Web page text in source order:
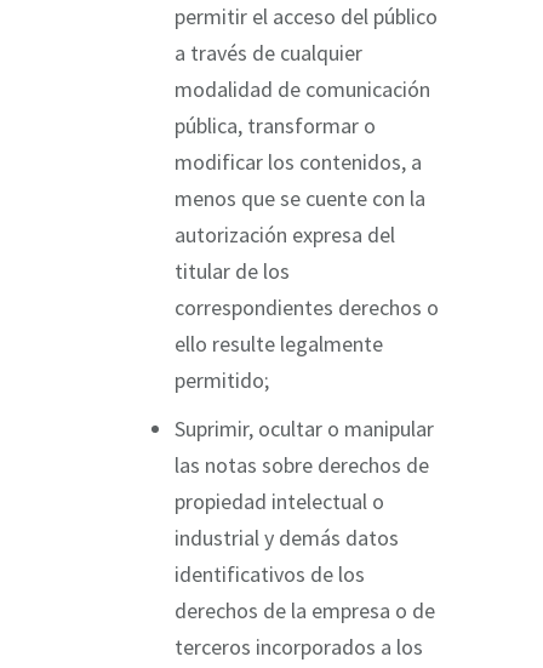
permitir el acceso del público
a través de cualquier
modalidad de comunicación
pública, transformar o
modificar los contenidos, a
menos que se cuente con la
autorización expresa del
titular de los
correspondientes derechos o
ello resulte legalmente
permitido;
Suprimir, ocultar o manipular
las notas sobre derechos de
propiedad intelectual o
industrial y demás datos
identificativos de los
derechos de la empresa o de
terceros incorporados a los